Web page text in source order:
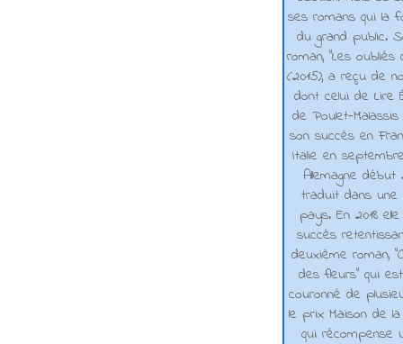
ses romans qui la
du grand public.
roman, "Les oubliés
(2015), a reçu de
dont celui de Lire
de Poulet-
son succès en
Italie en
Allemagne début
traduit dans une
pays. En 2018
succès
deuxième roman,
des fleurs" qui
couronné de
le prix Maison de la
qui récompense